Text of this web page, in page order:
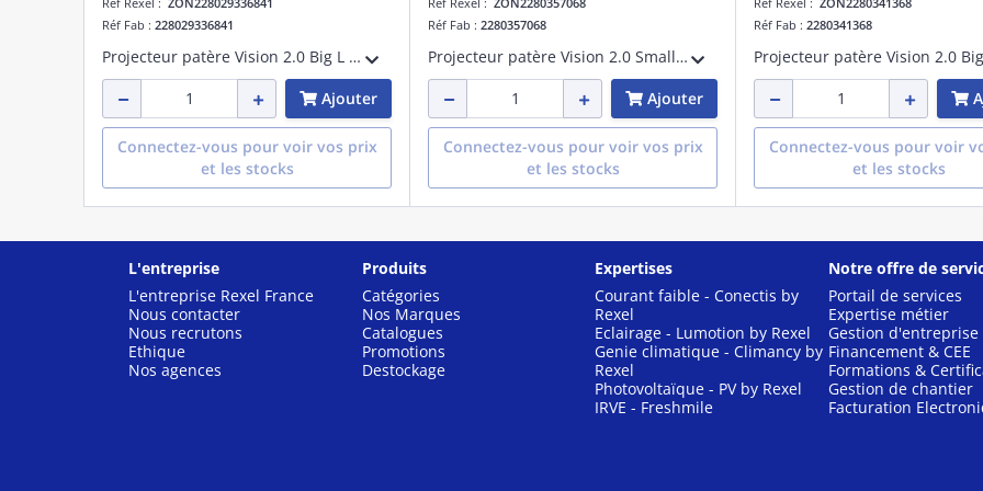
Réf Fab : 228029336841
Projecteur patère Vision 2.0 Big L tige longue Dali 45W 4000K CRI>90 faisceau 76 degrés noir maintien du flux lumineux à 80% 50000 heures L80 B20 Facteur de puissance >0,95
Ajouter
Connectez-vous pour voir vos prix
et les stocks
Réf Fab : 2280357068
Projecteur patère Vision 2.0 Small tige courte 34W 4000K CRI 92 faisceau 48 degrés argent métalisé maintien du flux lumineux à 80% 50000 heures L80 B20 Facteur de puissance >0,95
Ajouter
Connectez-vous pour voir vos prix
et les stocks
Réf Fab : 2280341368
Connectez-vous pour voir
et les stocks
L'entreprise
L'entreprise Rexel France
Nous contacter
Nous recrutons
Ethique
Nos agences
Produits
Catégories
Nos Marques
Catalogues
Promotions
Destockage
Expertises
Courant faible - Conectis by
Rexel
Eclairage - Lumotion by Rexel
Genie climatique - Climancy by
Rexel
Photovoltaïque - PV by Rexel
IRVE - Freshmile
Notre offre de
Portail de services
Expertise métier
Gestion d'entreprise
Financement & CEE
Formations &
Gestion de chantier
Facturation